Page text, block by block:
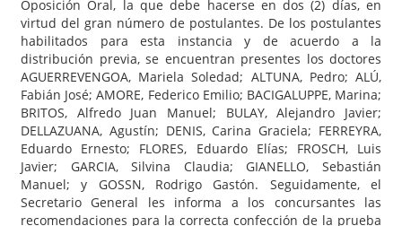
Oposición Oral, la que debe hacerse en dos (2) días, en
virtud del gran número de postulantes. De los postulantes
habilitados para esta instancia y de acuerdo a la
distribución previa, se encuentran presentes los doctores
AGUERREVENGOA, Mariela Soledad; ALTUNA, Pedro; ALÚ,
Fabián José; AMORE, Federico Emilio; BACIGALUPPE, Marina;
BRITOS, Alfredo Juan Manuel; BULAY, Alejandro Javier;
DELLAZUANA, Agustín; DENIS, Carina Graciela; FERREYRA,
Eduardo Ernesto; FLORES, Eduardo Elías; FROSCH, Luis
Javier; GARCIA, Silvina Claudia; GIANELLO, Sebastián
Manuel; y GOSSN, Rodrigo Gastón. Seguidamente, el
Secretario General les informa a los concursantes las
recomendaciones para la correcta confección de la prueba